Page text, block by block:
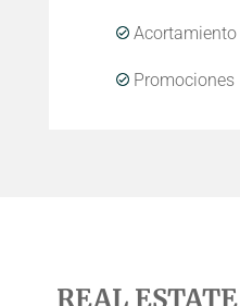
Acortamiento
Promociones
REAL ESTATE